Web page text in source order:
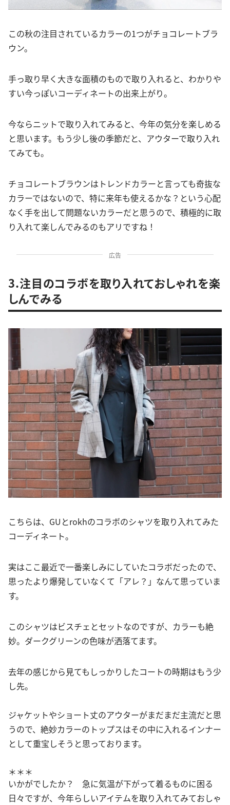
この秋の注目されているカラーの1つがチョコレートブラ
ウン。
手っ取り早く大きな面積のもので取り入れると、わかりや
すい今っぽいコーディネートの出来上がり。
今ならニットで取り入れてみると、今年の気分を楽しめる
と思います。もう少し後の季節だと、アウターで取り入れ
てみても。
チョコレートブラウンはトレンドカラーと言っても奇抜な
カラーではないので、特に来年も使えるかな？という心配
なく手を出して問題ないカラーだと思うので、積極的に取
り入れて楽しんでみるのもアリですね！
広告
3.注目のコラボを取り入れておしゃれを楽
しんでみる
こちらは、GUとrokhのコラボのシャツを取り入れてみた
コーディネート。
実はここ最近で一番楽しみにしていたコラボだったので、
思ったより爆発していなくて「アレ？」なんて思っていま
す。
このシャツはビスチェとセットなのですが、カラーも絶
妙。ダークグリーンの色味が洒落てます。
去年の感じから見てもしっかりしたコートの時期はもう少
し先。
ジャケットやショート丈のアウターがまだまだ主流だと思
うので、絶妙カラーのトップスはその中に入れるインナー
として重宝しそうと思っております。
＊＊＊
いかがでしたか？ 急に気温が下がって着るものに困る
日々ですが、今年らしいアイテムを取り入れてみておしゃ